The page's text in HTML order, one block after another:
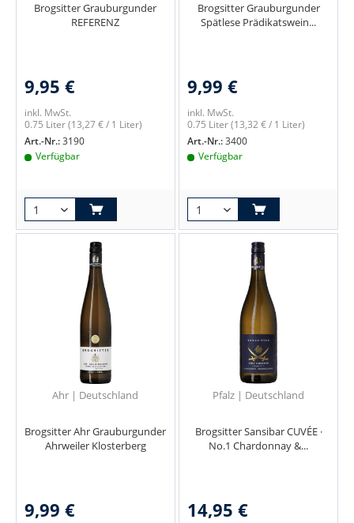
Brogsitter Grauburgunder
REFERENZ
9,95 €
inkl. MwSt.
0.75 Liter(13,27 € / 1 Liter)
Art.-Nr.:3190
Verfügbar
Brogsitter Grauburgunder
Spätlese Prädikatswein...
9,99 €
inkl. MwSt.
0.75 Liter(13,32 € / 1 Liter)
Art.-Nr.:3400
Verfügbar
Ahr | Deutschland
Brogsitter Ahr Grauburgunder
Ahrweiler Klosterberg
9,99 €
Pfalz | Deutschland
Brogsitter Sansibar CUVÉE ·
No.1 Chardonnay &...
14,95 €